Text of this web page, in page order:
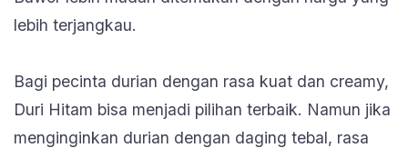
lebih terjangkau.
Bagi pecinta durian dengan rasa kuat dan creamy,
Duri Hitam bisa menjadi pilihan terbaik. Namun jika
menginginkan durian dengan daging tebal, rasa